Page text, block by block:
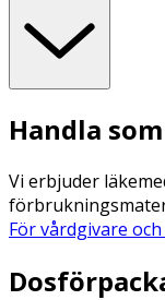
Handla
Vi erbjuder
För vårdgivare